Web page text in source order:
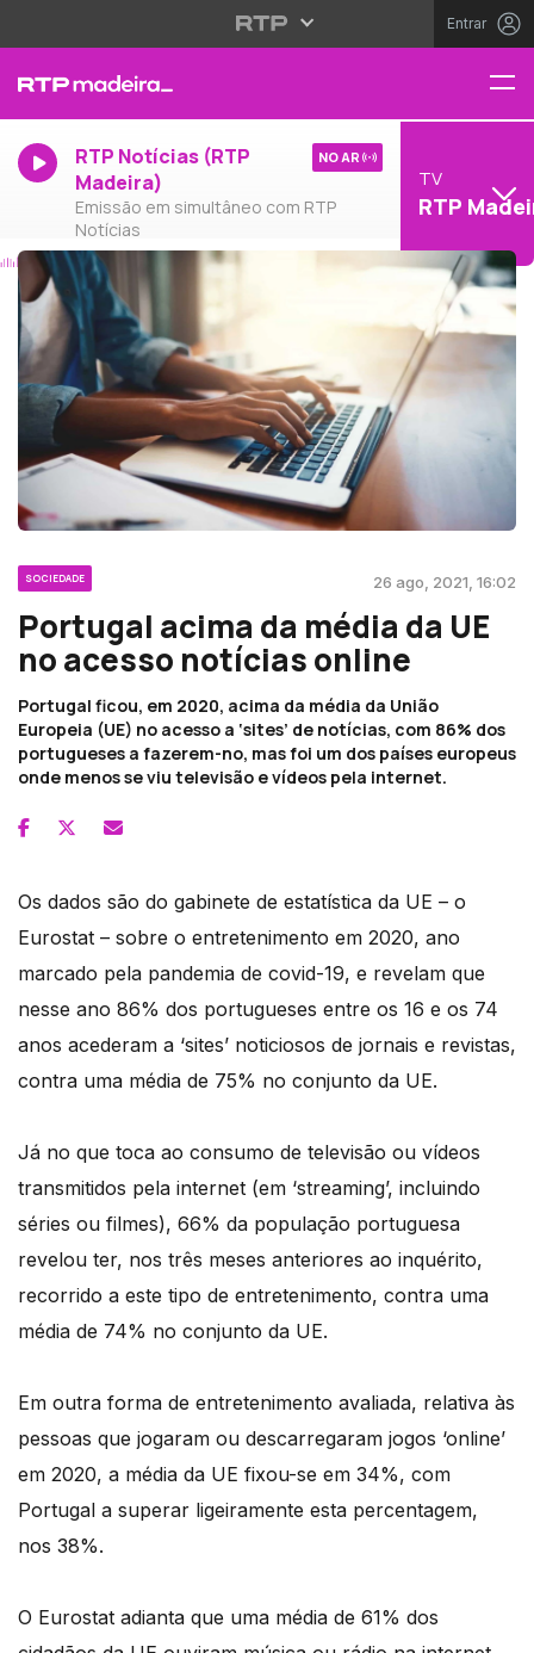
Entrar
RTP Notícias (RTP
Madeira)
Emissão em simultâneo com RTP
Notícias
NO AR
TV
RTP
SOCIEDADE 26 ago, 2021, 16:02
Portugal acima da média da UE
no acesso notícias online
Portugal ficou, em 2020, acima da média da União
Europeia (UE) no acesso a ‘sites’ de notícias, com 86% dos
portugueses a fazerem-no, mas foi um dos países europeus
onde menos se viu televisão e vídeos pela internet.
Os dados são do gabinete de estatística da UE – o
Eurostat – sobre o entretenimento em 2020, ano
marcado pela pandemia de covid-19, e revelam que
nesse ano 86% dos portugueses entre os 16 e os 74
anos acederam a ‘sites’ noticiosos de jornais e revistas,
contra uma média de 75% no conjunto da UE.
Já no que toca ao consumo de televisão ou vídeos
transmitidos pela internet (em ‘streaming’, incluindo
séries ou filmes), 66% da população portuguesa
revelou ter, nos três meses anteriores ao inquérito,
recorrido a este tipo de entretenimento, contra uma
média de 74% no conjunto da UE.
Em outra forma de entretenimento avaliada, relativa às
pessoas que jogaram ou descarregaram jogos ‘online’
em 2020, a média da UE fixou-se em 34%, com
Portugal a superar ligeiramente esta percentagem,
nos 38%.
O Eurostat adianta que uma média de 61% dos